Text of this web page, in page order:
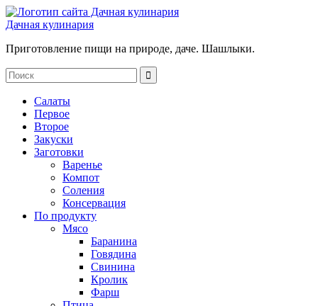
Дачная кулинария
Приготовление пищи на природе, даче. Шашлыки.
Салаты
Первое
Второе
Закуски
Заготовки
Варенье
Компот
Соления
Консервация
По продукту
Мясо
Баранина
Говядина
Свинина
Кролик
Фарш